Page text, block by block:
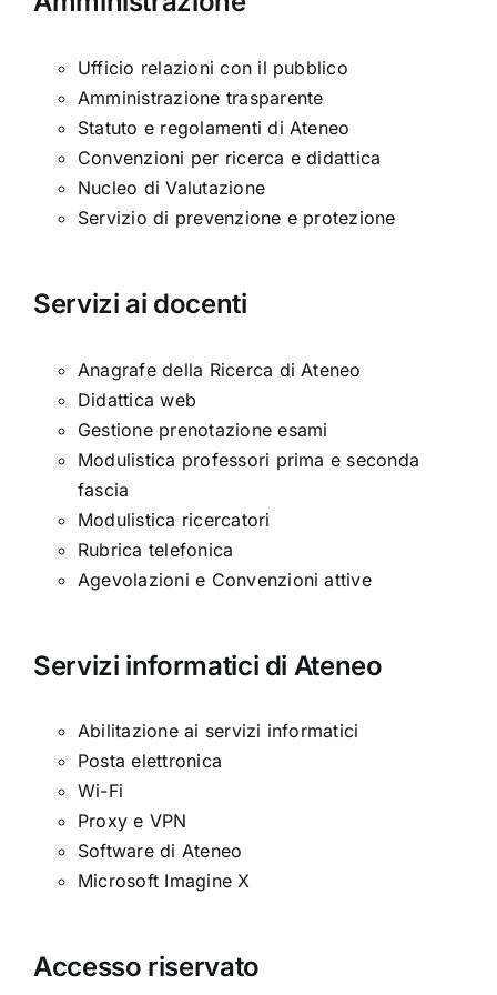
Ufficio relazioni con il pubblico
Amministrazione trasparente
Statuto e regolamenti di Ateneo
Convenzioni per ricerca e didattica
Nucleo di Valutazione
Servizio di prevenzione e protezione
Servizi ai docenti
Anagrafe della Ricerca di Ateneo
Didattica web
Gestione prenotazione esami
Modulistica professori prima e seconda
fascia
Modulistica ricercatori
Rubrica telefonica
Agevolazioni e Convenzioni attive
Servizi informatici di Ateneo
Abilitazione ai servizi informatici
Posta elettronica
Wi-Fi
Proxy e VPN
Software di Ateneo
Microsoft Imagine X
Accesso riservato